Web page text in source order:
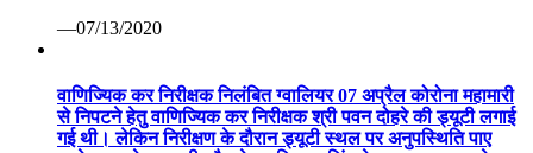
—07/13/2020
वाणिज्यिक कर निरीक्षक निलंबित ग्वालियर 07 अप्रैल कोरोना महामारी
से निपटने हेतु वाणिज्यिक कर निरीक्षक श्री पवन दोहरे की ड्यूटी लगाई
गई थी। लेकिन निरीक्षण के दौरान ड्यूटी स्थल पर अनुपस्थिति पाए